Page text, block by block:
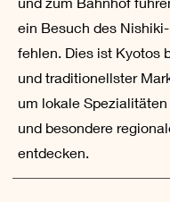
ein Besuch des
fehlen. Dies ist Kyotos
und traditionellster
um lokale
und besondere
entdecken.